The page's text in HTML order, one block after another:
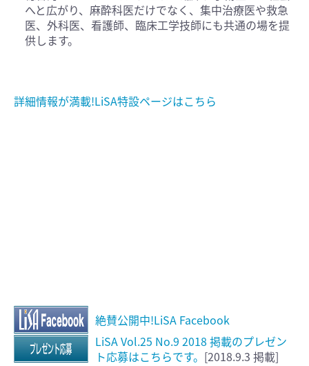
へと広がり、麻酔科医だけでなく、集中治療医や救急
医、外科医、看護師、臨床工学技師にも共通の場を提
供します。
詳細情報が満載!LiSA特設ページはこちら
絶賛公開中!LiSA Facebook
LiSA Vol.25 No.9 2018 掲載のプレゼン
ト応募はこちらです。 [2018.9.3 掲載]